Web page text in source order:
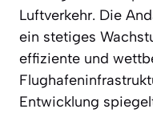
Luftverkehr. Die
ein stetiges
effiziente und
Entwicklung